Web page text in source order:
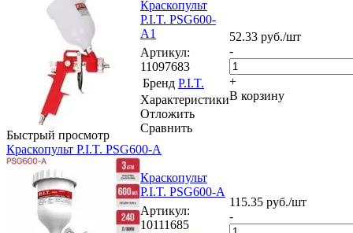
Быстрый просмотр
Краскопульт
P.I.T. PSG600-
A1
Артикул:
11097683
Бренд P.I.T.
Характеристики
Отложить
Сравнить
52.33 руб./шт
-
+
В корзину
Краскопульт P.I.T. PSG600-A
Краскопульт
P.I.T. PSG600-A
Артикул:
10111685
115.35 руб./шт
-